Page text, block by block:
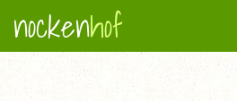
nockenhof